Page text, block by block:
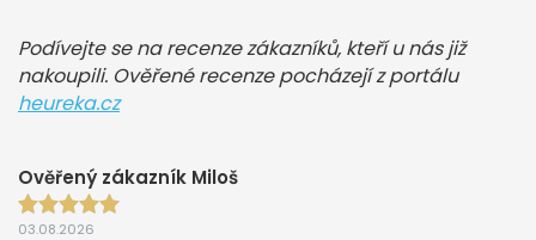
Podívejte se na recenze zákazníků, kteří u nás již
nakoupili. Ověřené recenze pocházejí z portálu
heureka.cz
Ověřený zákazník Miloš
03.08.2026